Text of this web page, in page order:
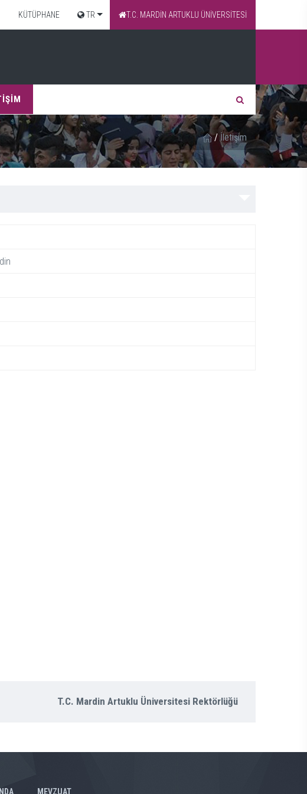
KÜTÜPHANE TR T.C. MARDİN ARTUKLU ÜNİVERSİTESİ
/ İletişim
T.C. Mardin Artuklu Üniversitesi Rektörlüğü
MEVZUAT